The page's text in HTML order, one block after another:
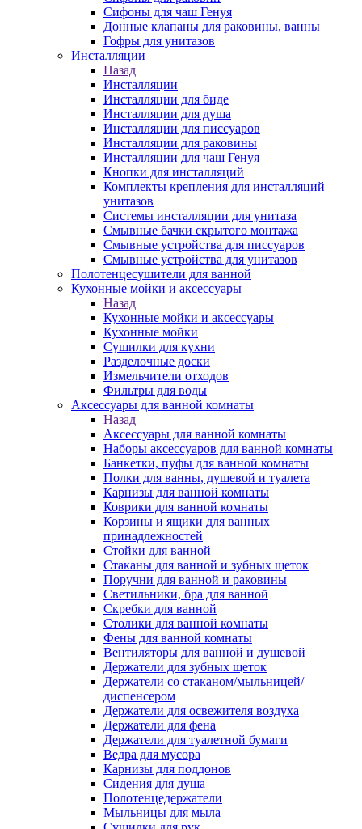
Сифоны для чаш Генуя
Донные клапаны для раковины, ванны
Гофры для унитазов
Инсталляции
Назад
Инсталляции
Инсталляции для биде
Инсталляции для душа
Инсталляции для писсуаров
Инсталляции для раковины
Инсталляции для чаш Генуя
Кнопки для инсталляций
Комплекты крепления для инсталляций
унитазов
Системы инсталляции для унитаза
Смывные бачки скрытого монтажа
Смывные устройства для писсуаров
Смывные устройства для унитазов
Полотенцесушители для ванной
Кухонные мойки и аксессуары
Назад
Кухонные мойки и аксессуары
Кухонные мойки
Сушилки для кухни
Разделочные доски
Измельчители отходов
Фильтры для воды
Аксессуары для ванной комнаты
Назад
Аксессуары для ванной комнаты
Наборы аксессуаров для ванной комнаты
Банкетки, пуфы для ванной комнаты
Полки для ванны, душевой и туалета
Карнизы для ванной комнаты
Коврики для ванной комнаты
Корзины и ящики для ванных
принадлежностей
Стойки для ванной
Стаканы для ванной и зубных щеток
Поручни для ванной и раковины
Светильники, бра для ванной
Скребки для ванной
Столики для ванной комнаты
Фены для ванной комнаты
Вентиляторы для ванной и душевой
Держатели для зубных щеток
Держатели со стаканом/мыльницей/
диспенсером
Держатели для освежителя воздуха
Держатели для фена
Держатели для туалетной бумаги
Ведра для мусора
Карнизы для поддонов
Сидения для душа
Полотенцедержатели
Мыльницы для мыла